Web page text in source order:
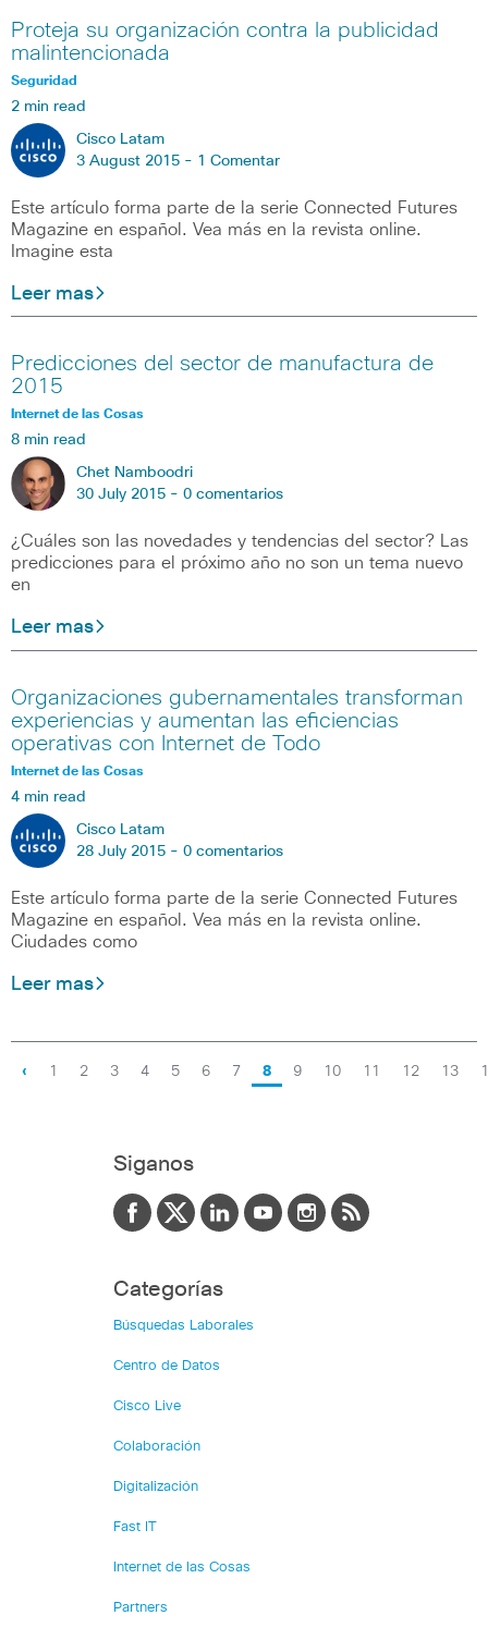
Proteja su organización contra la publicidad
malintencionada
Seguridad
2 min read
Cisco Latam
3 August 2015 - 1 Comentar
Este artículo forma parte de la serie Connected Futures
Magazine en español. Vea más en la revista online.
Imagine esta
Leer mas
Predicciones del sector de manufactura de
2015
Internet de las Cosas
8 min read
Chet Namboodri
30 July 2015 - 0 comentarios
¿Cuáles son las novedades y tendencias del sector? Las
predicciones para el próximo año no son un tema nuevo
en
Leer mas
Organizaciones gubernamentales transforman
experiencias y aumentan las eficiencias
operativas con Internet de Todo
Internet de las Cosas
4 min read
Cisco Latam
28 July 2015 - 0 comentarios
Este artículo forma parte de la serie Connected Futures
Magazine en español. Vea más en la revista online.
Ciudades como
Leer mas
‹ 1 2 3 4 5 6 7 8 9 10 11 12 13
Siganos
Categorías
Búsquedas Laborales
Centro de Datos
Cisco Live
Colaboración
Digitalización
Fast IT
Internet de las Cosas
Partners